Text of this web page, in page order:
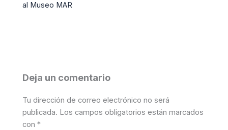
al Museo MAR
Deja un comentario
Tu dirección de correo electrónico no será
publicada. Los campos obligatorios están marcados
con*